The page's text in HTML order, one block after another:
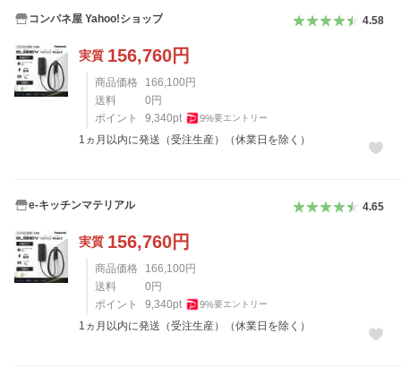
コンパネ屋 Yahoo!ショップ 4.58
実質 156,760円
商品価格 166,100 円
送料
0 円
ポイント
9,340pt 9%要エントリー
1ヵ月以内に発送（受注生産）（休業日を除く）
e-キッチンマテリアル 4.65
実質 156,760円
商品価格 166,100 円
送料
0 円
ポイント
9,340pt 9%要エントリー
1ヵ月以内に発送（受注生産）（休業日を除く）